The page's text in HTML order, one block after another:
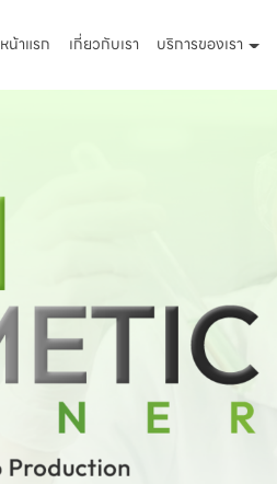
หน้าแรก เกี่ยวกับเรา บริการของเรา